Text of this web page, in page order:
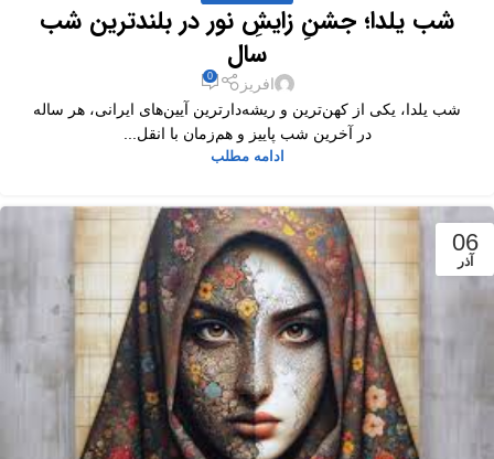
شب یلدا؛ جشنِ زایشِ نور در بلندترین شب
سال
افریز 0
شب یلدا، یکی از کهن‌ترین و ریشه‌دارترین آیین‌های ایرانی، هر ساله
در آخرین شب پاییز و هم‌زمان با انقل...
ادامه مطلب
06
آذر